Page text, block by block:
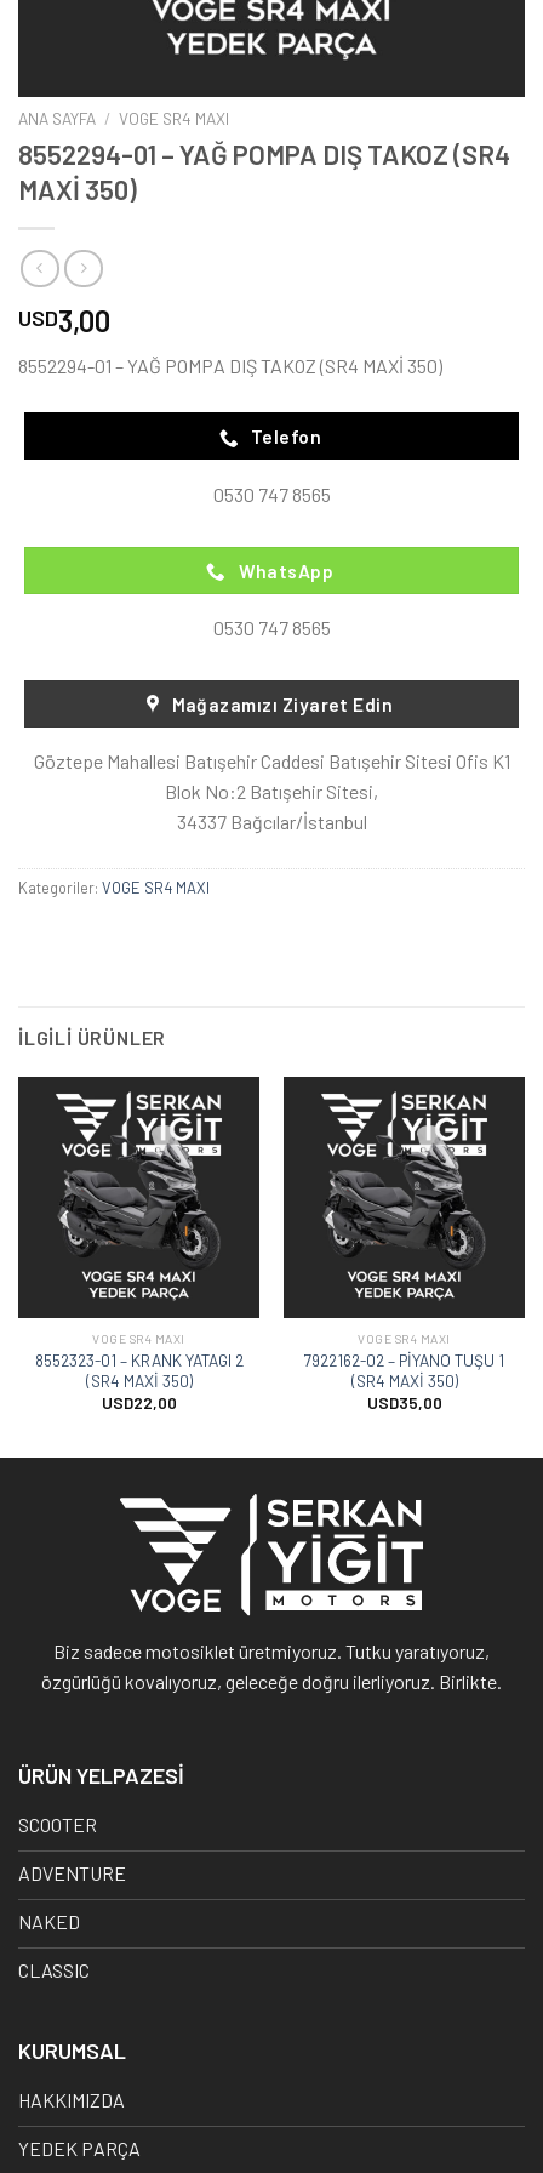
ANA SAYFA / VOGE SR4 MAXI
8552294-01 – YAĞ POMPA DIŞ TAKOZ (SR4
MAXİ 350)
USD3,00
8552294-01 – YAĞ POMPA DIŞ TAKOZ (SR4 MAXİ 350)
Telefon
0530 747 8565
WhatsApp
0530 747 8565
Mağazamızı Ziyaret Edin
Göztepe Mahallesi Batışehir Caddesi Batışehir Sitesi Ofis K1
Blok No:2 Batışehir Sitesi,
34337 Bağcılar/İstanbul
Kategoriler: VOGE SR4 MAXI
İLGILI ÜRÜNLER
VOGE SR4 MAXI
8552323-01 – KRANK YATAGI 2
(SR4 MAXİ 350)
USD22,00
VOGE SR4 MAXI
7922162-02 – PİYANO TUŞU 1
(SR4 MAXİ 350)
USD35,00
Biz sadece motosiklet üretmiyoruz. Tutku yaratıyoruz,
özgürlüğü kovalıyoruz, geleceğe doğru ilerliyoruz. Birlikte.
ÜRÜN YELPAZESİ
SCOOTER
ADVENTURE
NAKED
CLASSIC
KURUMSAL
HAKKIMIZDA
YEDEK PARÇA